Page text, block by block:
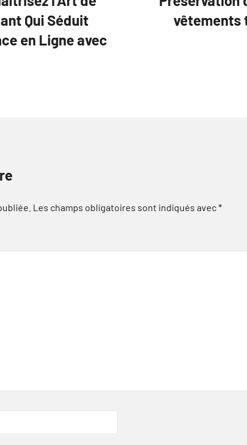
Qui Séduit
en Ligne avec
vêtements
Les champs obligatoires sont indiqués avec*